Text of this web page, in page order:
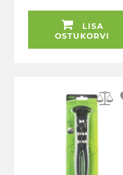
LISA
OSTUKORVI